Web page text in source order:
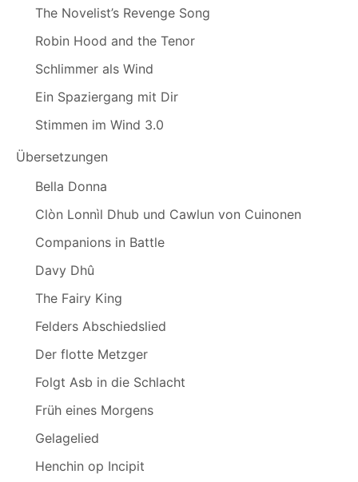
The Novelist’s Revenge Song
Robin Hood and the Tenor
Schlimmer als Wind
Ein Spaziergang mit Dir
Stimmen im Wind 3.0
Übersetzungen
Bella Donna
Clòn Lonnìl Dhub und Cawlun von Cuinonen
Companions in Battle
Davy Dhû
The Fairy King
Felders Abschiedslied
Der flotte Metzger
Folgt Asb in die Schlacht
Früh eines Morgens
Gelagelied
Henchin op Incipit